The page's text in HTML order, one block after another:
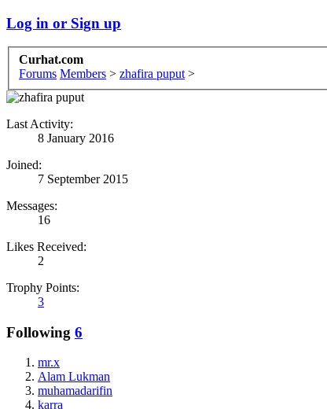
Log in or Sign up
Curhat.com
Forums Members > zhafira puput >
Last Activity:
8 January 2016
Joined:
7 September 2015
Messages:
16
Likes Received:
2
Trophy Points:
3
Following 6
mr.x
Alam Lukman
muhamadarifin
karra